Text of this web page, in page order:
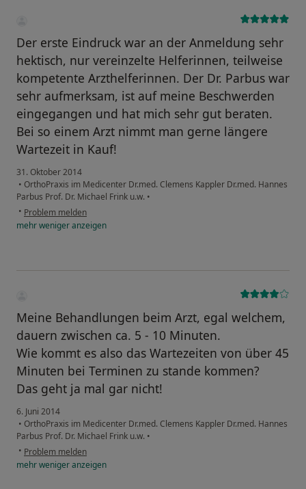
Der erste Eindruck war an der Anmeldung sehr
hektisch, nur vereinzelte Helferinnen, teilweise
kompetente Arzthelferinnen. Der Dr. Parbus war
sehr aufmerksam, ist auf meine Beschwerden
eingegangen und hat mich sehr gut beraten.
Bei so einem Arzt nimmt man gerne längere
Wartezeit in Kauf!
31. Oktober 2014
• OrthoPraxis im Medicenter Dr.med. Clemens Kappler Dr.med. Hannes
Parbus Prof. Dr. Michael Frink u.w. •
• Problem melden
mehrwenigeranzeigen
Meine Behandlungen beim Arzt, egal welchem,
dauern zwischen ca. 5 - 10 Minuten.
Wie kommt es also das Wartezeiten von über 45
Minuten bei Terminen zu stande kommen?
Das geht ja mal gar nicht!
6. Juni 2014
• OrthoPraxis im Medicenter Dr.med. Clemens Kappler Dr.med. Hannes
Parbus Prof. Dr. Michael Frink u.w. •
• Problem melden
mehrwenigeranzeigen